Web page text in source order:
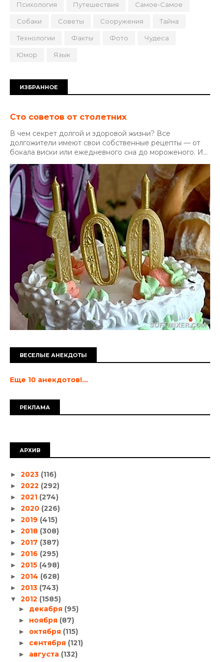
Психология Путешествия Самое-Самое
Собаки Советы Сооружения Тайна
Технологии Факты Фото Чудеса
Юмор Язык
ИЗБРАННОЕ
Сто советов от столетних
В чем секрет долгой и здоровой жизни? Все
долгожители имеют свои собственные рецепты — от
бокала виски или ежедневного сна до мороженого. И...
ВЕСЕЛЫЕ АНЕКДОТЫ
Еще 10 анекдотов!...
РЕКЛАМА
АРХИВ
► 2023 (116)
► 2022 (292)
► 2021 (274)
► 2020 (226)
► 2019 (415)
► 2018 (308)
► 2017 (387)
► 2016 (295)
► 2015 (498)
► 2014 (628)
► 2013 (743)
▼ 2012 (1585)
► декабря (95)
► ноября (87)
► октября (115)
► сентября (121)
► августа (132)